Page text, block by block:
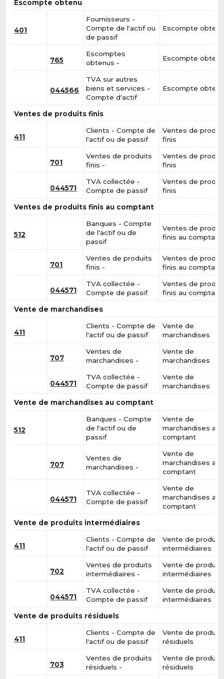
Escompte obtenu
401
Fournisseurs -
Compte de l'actif ou
de passif
Escompte
765
Escomptes
obtenus -
Escompte
044566
TVA sur autres
biens et services -
Compte d'actif
Escompte
Ventes de produits finis
411
Clients - Compte de
l'actif ou de passif
Ventes de
finis
701
Ventes de produits
finis -
Ventes de
finis
044571
TVA collectée -
Compte de passif
Ventes de
finis
Ventes de produits finis au comptant
512
Banques - Compte
de l'actif ou de
passif
Ventes de
finis au comptant
701
Ventes de produits
finis -
Ventes de
finis au comptant
044571
TVA collectée -
Compte de passif
Ventes de
finis au comptant
Vente de marchandises
411
Clients - Compte de
l'actif ou de passif
Vente de
marchandises
707
Ventes de
marchandises -
Vente de
marchandises
044571
TVA collectée -
Compte de passif
Vente de
marchandises
Vente de marchandises au comptant
512
Banques - Compte
de l'actif ou de
passif
Vente de
marchandises au
comptant
707
Ventes de
marchandises -
Vente de
marchandises au
comptant
044571
TVA collectée -
Compte de passif
Vente de
marchandises au
comptant
Vente de produits intermédiaires
411
Clients - Compte de
l'actif ou de passif
Vente de
intermédiaires
702
Ventes de produits
intermédiaires -
Vente de
intermédiaires
044571
TVA collectée -
Compte de passif
Vente de
intermédiaires
Vente de produits résiduels
411
Clients - Compte de
l'actif ou de passif
Vente de
résiduels
703
Ventes de produits
résiduels -
Vente de
résiduels